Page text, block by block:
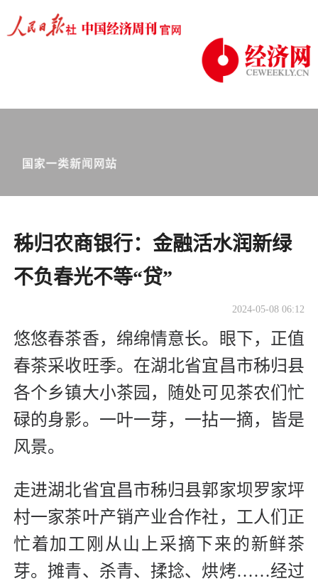
秭归农商银行：金融活水润新绿
不负春光不等“贷”
2024-05-08 06:12
悠悠春茶香，绵绵情意长。眼下，正值
春茶采收旺季。在湖北省宜昌市秭归县
各个乡镇大小茶园，随处可见茶农们忙
碌的身影。一叶一芽，一拈一摘，皆是
风景。
走进湖北省宜昌市秭归县郭家坝罗家坪
村一家茶叶产销产业合作社，工人们正
忙着加工刚从山上采摘下来的新鲜茶
芽。摊青、杀青、揉捻、烘烤……经过